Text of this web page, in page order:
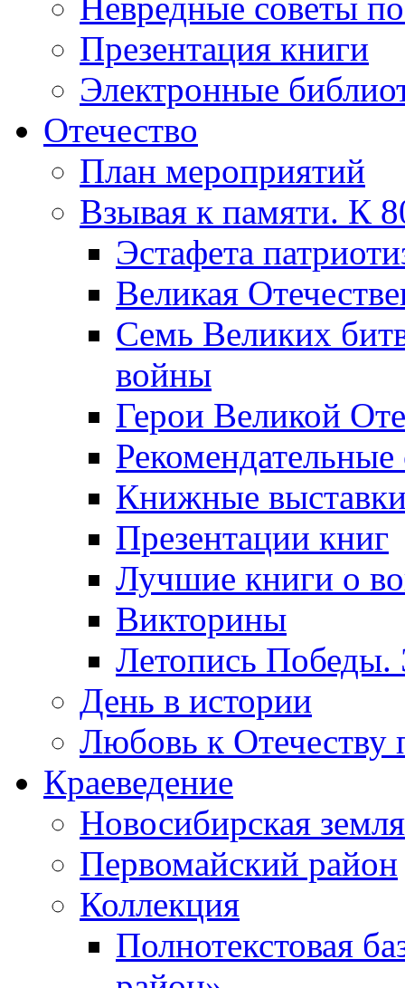
Презентация книги
Электронные
Отечество
План мероприятий
Взывая к памяти. К
Эcтафета
Великая
Семь Великих
войны
Герои Великой
Рекомендательные
Книжные
Презентации книг
Лучшие книги о
Викторины
Летопись Победы.
День в истории
Любовь к Отечеству
Краеведение
Новосибирская земля
Первомайский район
Коллекция
Полнотекстовая